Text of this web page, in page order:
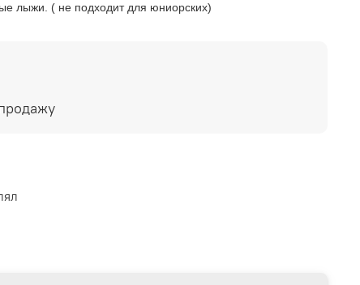
лыжи. ( не подходит для юниорских)